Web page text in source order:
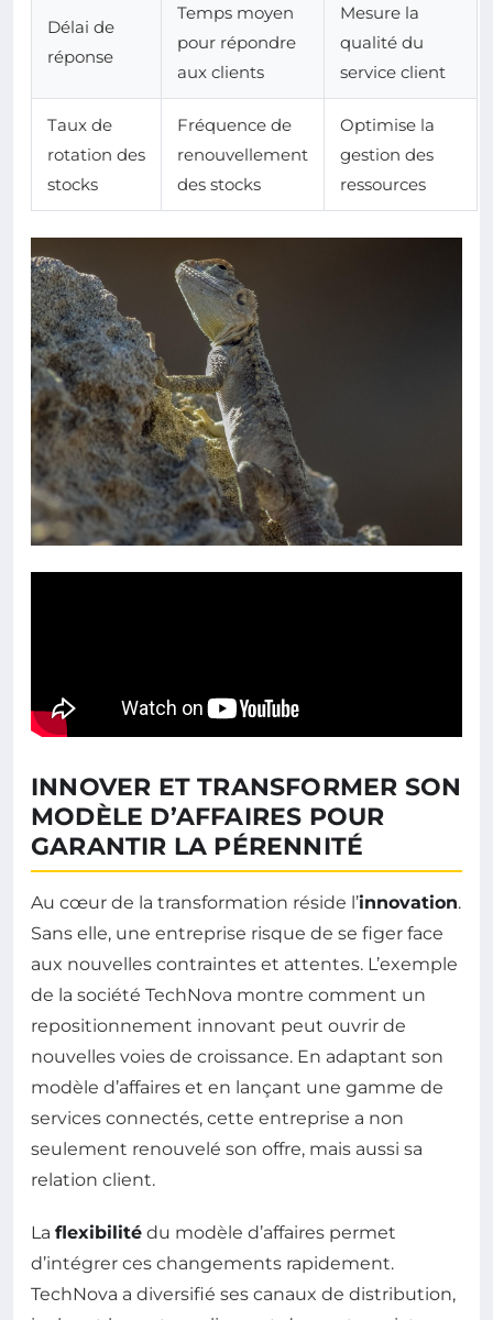
Délai de
réponse
Temps moyen
pour répondre
aux clients
Mesure la
qualité du
service client
Taux de
rotation des
stocks
Fréquence de
renouvellement
des stocks
Optimise la
gestion des
ressources
INNOVER ET TRANSFORMER SON
MODÈLE D’AFFAIRES POUR
GARANTIR LA PÉRENNITÉ
Au cœur de la transformation réside l’innovation.
Sans elle, une entreprise risque de se figer face
aux nouvelles contraintes et attentes. L’exemple
de la société TechNova montre comment un
repositionnement innovant peut ouvrir de
nouvelles voies de croissance. En adaptant son
modèle d’affaires et en lançant une gamme de
services connectés, cette entreprise a non
seulement renouvelé son offre, mais aussi sa
relation client.
La flexibilité du modèle d’affaires permet
d’intégrer ces changements rapidement.
TechNova a diversifié ses canaux de distribution,